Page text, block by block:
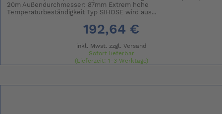
20m Außendurchmesser: 87mm Extrem hohe
Temperaturbeständigkeit Typ SIHOSE wird aus...
192,64 €
inkl. Mwst. zzgl. Versand
Sofort lieferbar
(Lieferzeit: 1-3 Werktage)